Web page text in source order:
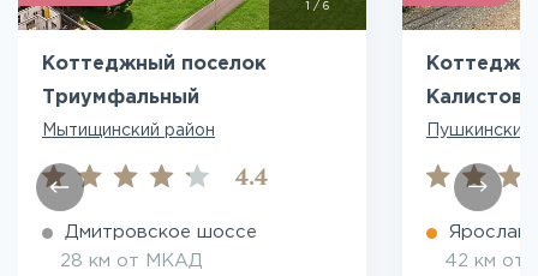
1 / 6
Коттеджный поселок
Триумфальный
Мытищинский район
4.4
Дмитровское шоссе
28 км от МКАД
Калистово
Пушкинский
42 км от